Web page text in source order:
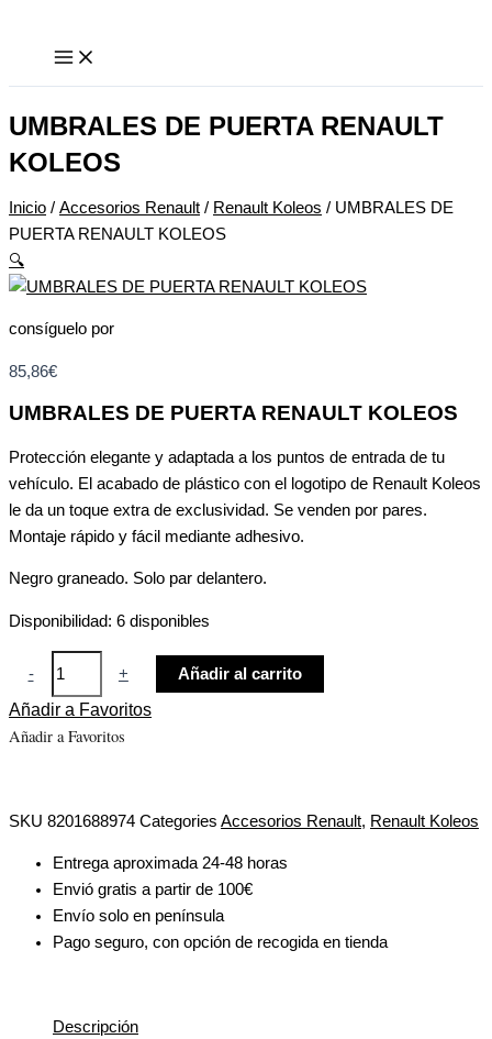
contenido
UMBRALES DE PUERTA RENAULT
KOLEOS
Inicio / Accesorios Renault / Renault Koleos / UMBRALES DE
PUERTA RENAULT KOLEOS
🔍
consíguelo por
85,86€
UMBRALES DE PUERTA RENAULT KOLEOS
Protección elegante y adaptada a los puntos de entrada de tu
vehículo. El acabado de plástico con el logotipo de Renault Koleos
le da un toque extra de exclusividad. Se venden por pares.
Montaje rápido y fácil mediante adhesivo.
Negro graneado. Solo par delantero.
Disponibilidad: 6 disponibles
-
PUERTA
RENAULT
KOLEOS
+ Añadir al carrito
Añadir a Favoritos
Añadir a Favoritos
SKU 8201688974 Categories Accesorios Renault, Renault Koleos
Entrega aproximada 24-48 horas
Envió gratis a partir de 100€
Envío solo en península
Pago seguro, con opción de recogida en tienda
Descripción